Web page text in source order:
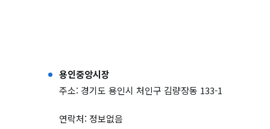
용인중앙시장
주소: 경기도 용인시 처인구 김량장동 133-1
연락처: 정보없음